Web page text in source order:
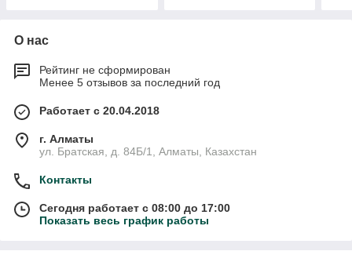
О нас
Рейтинг не сформирован
Менее 5 отзывов за последний год
Работает с 20.04.2018
г. Алматы
ул. Братская, д. 84Б/1, Алматы, Казахстан
Контакты
Сегодня работает с 08:00 до 17:00
Показать весь график работы